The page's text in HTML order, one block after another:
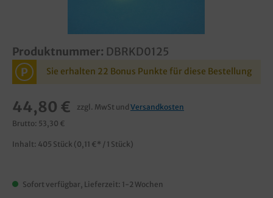
Produktnummer: DBRKD0125
P Sie erhalten 22 Bonus Punkte für diese Bestellung
44,80 € zzgl. MwSt und Versandkosten
Brutto: 53,30 €
Inhalt: 405 Stück (0,11 €* / 1 Stück)
Sofort verfügbar, Lieferzeit: 1-2 Wochen